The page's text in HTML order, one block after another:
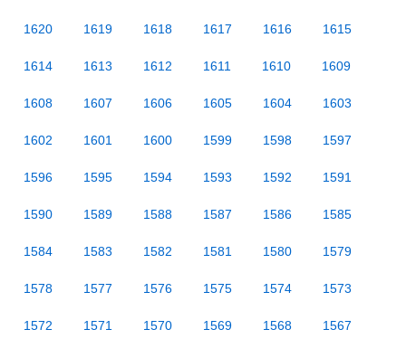
1620 1619 1618 1617 1616 1615
1614 1613 1612 1611 1610 1609
1608 1607 1606 1605 1604 1603
1602 1601 1600 1599 1598 1597
1596 1595 1594 1593 1592 1591
1590 1589 1588 1587 1586 1585
1584 1583 1582 1581 1580 1579
1578 1577 1576 1575 1574 1573
1572 1571 1570 1569 1568 1567